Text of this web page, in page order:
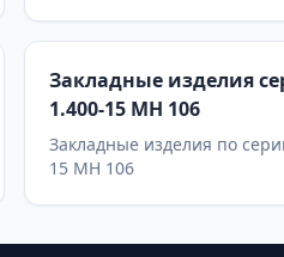
Закладные изделия
1.400-15 МН 106
Закладные изделия по
15 МН 106